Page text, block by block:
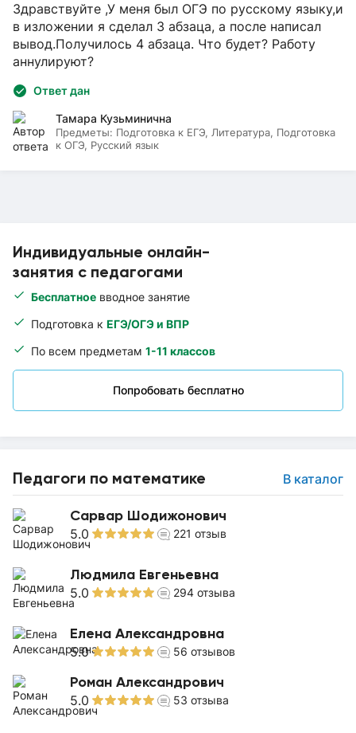
Индивидуальные онлайн-
занятия с педагогами
Бесплатное вводное занятие
Подготовка к ЕГЭ/ОГЭ и ВПР
По всем предметам 1-11 классов
Попробовать бесплатно
Педагоги по математике В каталог
Сарвар Шодижонович
5.0 221 отзыв
Людмила Евгеньевна
5.0 294 отзыва
Елена Александровна
5.0 56 отзывов
Роман Александрович
5.0 53 отзыва
Здравствуйте ,У меня был ОГЭ по русскому языку,и
в изложении я сделал 3 абзаца, а после написал
вывод.Получилось 4 абзаца. Что будет? Работу
аннулируют?
Ответ дан
Тамара Кузьминична
Предметы: Подготовка к ЕГЭ, Литература, Подготовка
к ОГЭ, Русский язык